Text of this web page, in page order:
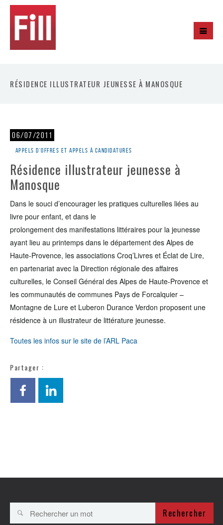
RÉSIDENCE ILLUSTRATEUR JEUNESSE À MANOSQUE
06/07/2011
Appels d'offres et appels à candidatures
Résidence illustrateur jeunesse à
Manosque
Dans le souci d’encourager les pratiques culturelles liées au
livre pour enfant, et dans le
prolongement des manifestations littéraires pour la jeunesse
ayant lieu au printemps dans le département des Alpes de
Haute-Provence, les associations Croq’Livres et Éclat de Lire,
en partenariat avec la Direction régionale des affaires
culturelles, le Conseil Général des Alpes de Haute-Provence et
les communautés de communes Pays de Forcalquier –
Montagne de Lure et Luberon Durance Verdon proposent une
résidence à un illustrateur de littérature jeunesse.
Toutes les infos sur le site de l’ARL Paca
Partager :
Rechercher